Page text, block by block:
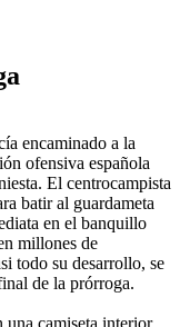
encaminado a la
ofensiva española
El centrocampista
batir al guardameta
en el banquillo
millones de
todo su desarrollo, se
de la prórroga.